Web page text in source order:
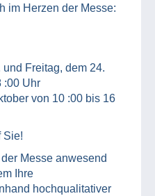
im Herzen der Messe:
Freitag, dem 24.
:00 Uhr
von 10 :00 bis 16
Sie!
Messe anwesend
Ihre
hochqualitativer